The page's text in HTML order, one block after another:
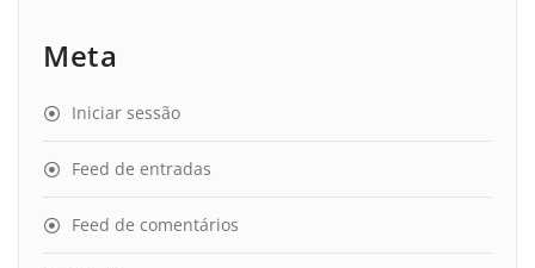
Meta
Iniciar sessão
Feed de entradas
Feed de comentários